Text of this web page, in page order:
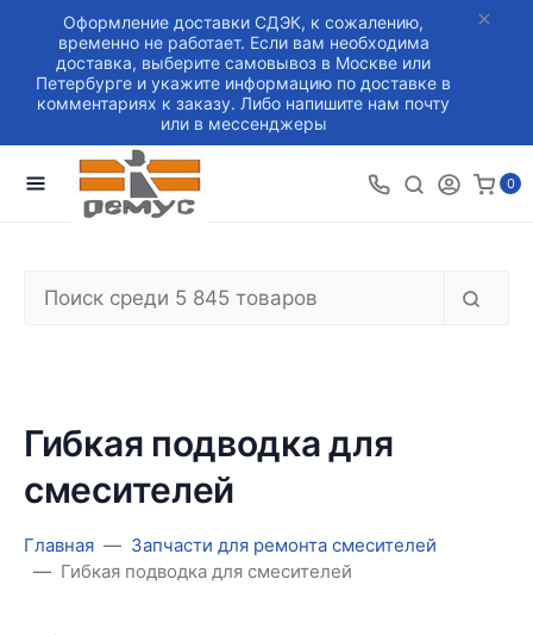
Оформление доставки СДЭК, к сожалению,
временно не работает. Если вам необходима
доставка, выберите самовывоз в Москве или
Петербурге и укажите информацию по доставке в
комментариях к заказу. Либо напишите нам почту
или в мессенджеры
0
Гибкая подводка для
смесителей
Главная
Запчасти для ремонта смесителей
Гибкая подводка для смесителей